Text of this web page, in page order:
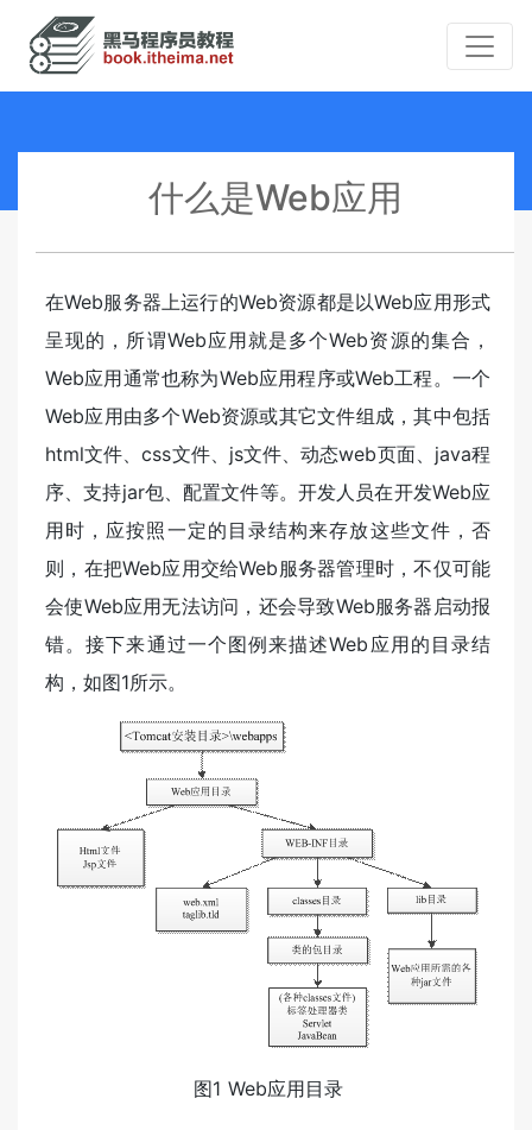
什么是Web应用
在Web服务器上运行的Web资源都是以Web应用形式
呈现的，所谓Web应用就是多个Web资源的集合，
Web应用通常也称为Web应用程序或Web工程。一个
Web应用由多个Web资源或其它文件组成，其中包括
html文件、css文件、js文件、动态web页面、java程
序、支持jar包、配置文件等。开发人员在开发Web应
用时，应按照一定的目录结构来存放这些文件，否
则，在把Web应用交给Web服务器管理时，不仅可能
会使Web应用无法访问，还会导致Web服务器启动报
错。接下来通过一个图例来描述Web应用的目录结
构，如图1所示。
图1 Web应用目录